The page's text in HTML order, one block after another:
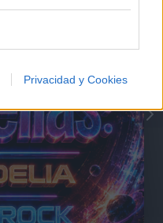
Privacidad y Cookies